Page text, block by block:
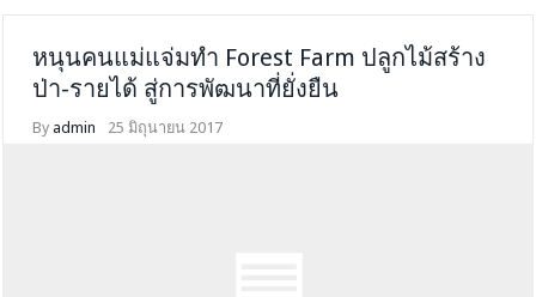
หนุนคนแม่แจ่มทำ Forest Farm ปลูกไม้สร้าง
ป่า-รายได้ สู่การพัฒนาที่ยั่งยืน
By admin 25 มิถุนายน 2017